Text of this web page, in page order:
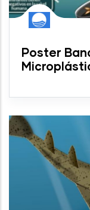
Poster